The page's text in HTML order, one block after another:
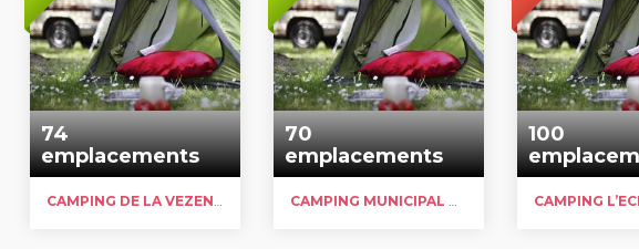
74
emplacements
CAMPING DE LA VEZENIE
70
emplacements
CAMPING MUNICIPAL DU LAC DE FEYT
100